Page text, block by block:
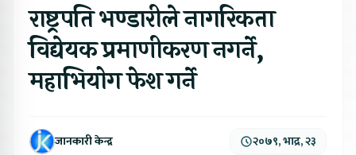
राष्ट्रपति भण्डारीले नागरिकता
विद्येयक प्रमाणीकरण नगर्ने,
महाभियोग फेश गर्ने
जानकारी केन्द्र २०७९, भाद्र, २३